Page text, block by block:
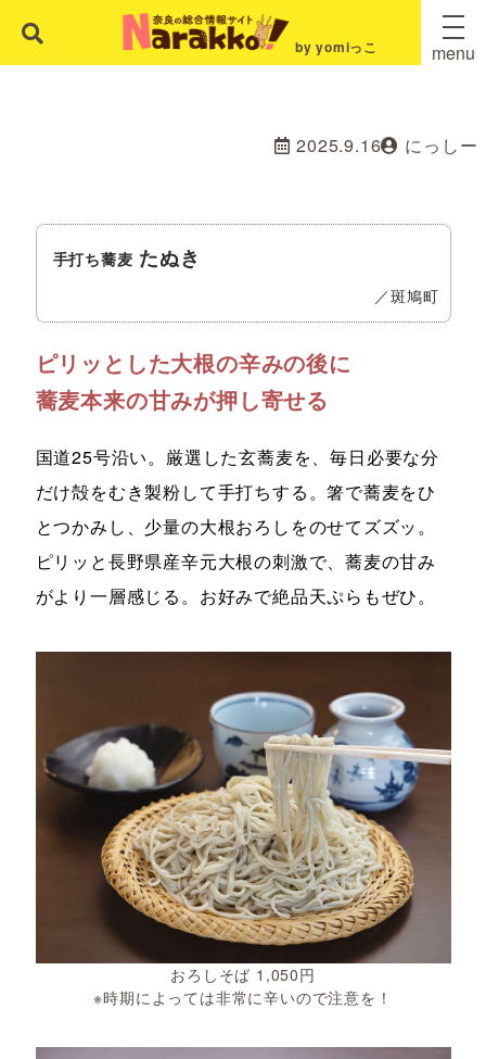
by yomiっこ menu
2025.9.16 にっしー
手打ち蕎麦 たぬき
／斑鳩町
ピリッとした大根の辛みの後に
蕎麦本来の甘みが押し寄せる
国道25号沿い。厳選した玄蕎麦を、毎日必要な分
だけ殻をむき製粉して手打ちする。箸で蕎麦をひ
とつかみし、少量の大根おろしをのせてズズッ。
ピリッと長野県産辛元大根の刺激で、蕎麦の甘み
がより一層感じる。お好みで絶品天ぷらもぜひ。
おろしそば 1,050円
※時期によっては非常に辛いので注意を！